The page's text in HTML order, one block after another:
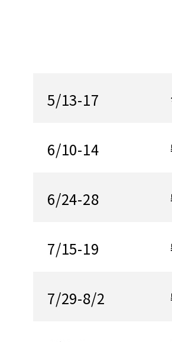
5/13-17
6/10-14
6/24-28
7/15-19
7/29-8/2